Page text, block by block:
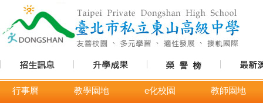
行事曆 教學園地 e化校園 教師園地